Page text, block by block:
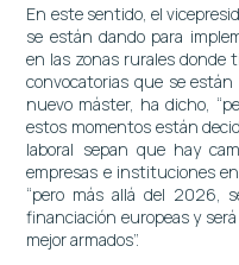
En este sentido, el
se están dando para
en las zonas rurales donde
convocatorias que se
nuevo máster, ha dicho,
estos momentos están
laboral sepan que hay
empresas e instituciones en
“pero más allá del 2026,
financiación europeas y
mejor armados”.